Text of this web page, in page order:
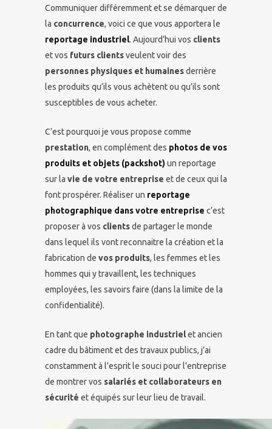
Communiquer différemment et se démarquer de
la concurrence, voici ce que vous apportera le
reportage industriel. Aujourd’hui vos clients
et vos futurs clientsveulent voir des
personnes physiques et humainesderrière
les produits qu’ils vous achètent ou qu’ils sont
susceptibles de vous acheter.
C’est pourquoi je vous propose comme
prestation, en complément des photos de vos
produits et objets (packshot) un reportage
sur la vie de votre entreprise et de ceux qui la
font prospérer. Réaliser un reportage
photographique dans votre entreprise c’est
proposer à vos clientsde partager le monde
dans lequel ils vont reconnaitre la création et la
fabrication de vos produits, les femmes et les
hommes qui y travaillent, les techniques
employées, les savoirs faire (dans la limite de la
confidentialité).
En tant que photographe industrielet ancien
cadre du bâtiment et des travaux publics, j’ai
constamment à l’esprit le souci pour l’entreprise
de montrer vos salariés et collaborateurs en
sécurité et équipés sur leur lieu de travail.